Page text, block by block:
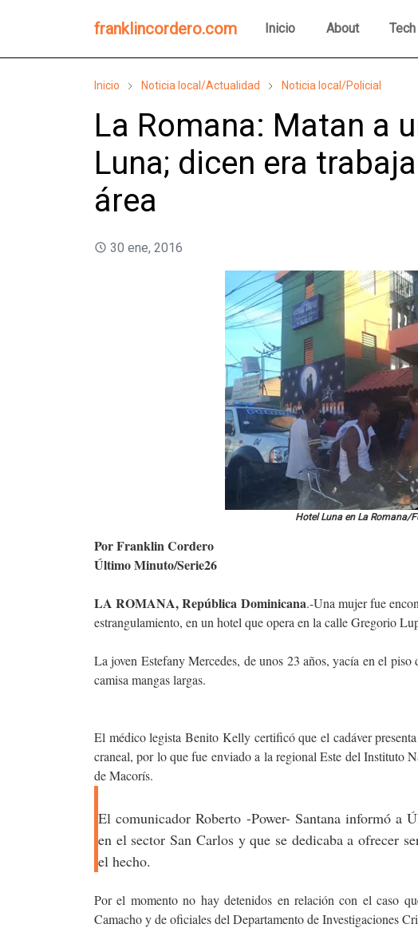
franklincordero.com Inicio About Tech
Inicio Noticia local/Actualidad Noticia local/Policial
La Romana: Matan a
Luna; dicen era
área
30 ene, 2016
Hotel Luna en La Romana/
Por Franklin Cordero
Último Minuto/Serie26
LA ROMANA, República Dominicana.-Una mujer fue
estrangulamiento, en un hotel que opera en la calle Gregorio
La joven Estefany Mercedes, de unos 23 años, yacía en el
camisa mangas largas.
El médico legista Benito Kelly certificó que el cadáver
craneal, por lo que fue enviado a la regional Este del Instituto
de Macorís.
El comunicador Roberto -Power- Santana informó a
en el sector San Carlos y que se dedicaba a ofrecer
el hecho.
Por el momento no hay detenidos en relación con el caso
Camacho y de oficiales del Departamento de Investigaciones